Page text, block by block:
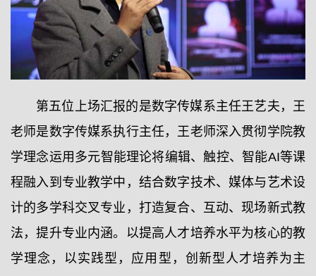
第五位上场汇报的是数字传媒系主任王艺夫，王
老师是数字传媒系执行主任，王老师深入贯彻学院教
学理念运用多元智能理论将编辑、触控、智能AI等课
程融入到专业教学中，结合数字技术、媒体与艺术设
计的多学科交叉专业，打造复合、互动、现场新式教
法，提升专业内涵。以提高人才培养水平为核心的教
学理念，以实践型，应用型，创新型人才培养为主